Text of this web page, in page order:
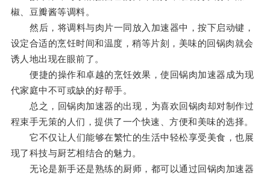
椒、豆瓣酱等调料。
然后，将调料与肉片一同放入加速器中，按下启动键，
设定合适的烹饪时间和温度，稍等片刻，美味的回锅肉就会
诱人地出现在眼前了。
便捷的操作和卓越的烹饪效果，使回锅肉加速器成为现
代家庭中不可或缺的好帮手。
总之，回锅肉加速器的出现，为喜欢回锅肉却对制作过
程束手无策的人们，提供了一个快速、方便和美味的选择。
它不仅让人们能够在繁忙的生活中轻松享受美食，也展
现了科技与厨艺相结合的魅力。
无论是新手还是熟练的厨师，都可以通过回锅肉加速器